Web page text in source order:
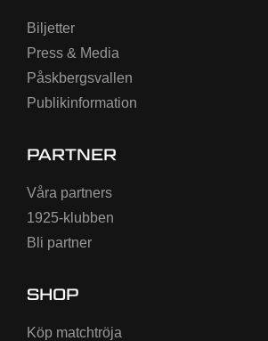
Biljetter
Press & Media
Påskbergsvallen
Publikinformation
PARTNER
Våra partners
1925-klubben
Bli partner
SHOP
Köp matchtröja